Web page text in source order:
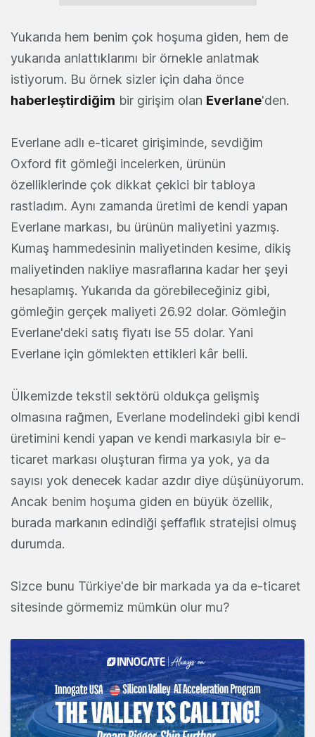
Yukarıda hem benim çok hoşuma giden, hem de
yukarıda anlattıklarımı bir örnekle anlatmak
istiyorum. Bu örnek sizler için daha önce
haberleştirdiğim bir girişim olan Everlane'den.
Everlane adlı e-ticaret girişiminde, sevdiğim
Oxford fit gömleği incelerken, ürünün
özelliklerinde çok dikkat çekici bir tabloya
rastladım. Aynı zamanda üretimi de kendi yapan
Everlane markası, bu ürünün maliyetini yazmış.
Kumaş hammedesinin maliyetinden kesime, dikiş
maliyetinden nakliye masraflarına kadar her şeyi
hesaplamış. Yukarıda da görebileceğiniz gibi,
gömleğin gerçek maliyeti 26.92 dolar. Gömleğin
Everlane'deki satış fiyatı ise 55 dolar. Yani
Everlane için gömlekten ettikleri kâr belli.
Ülkemizde tekstil sektörü oldukça gelişmiş
olmasına rağmen, Everlane modelindeki gibi kendi
üretimini kendi yapan ve kendi markasıyla bir e-
ticaret markası oluşturan firma ya yok, ya da
sayısı yok denecek kadar azdır diye düşünüyorum.
Ancak benim hoşuma giden en büyük özellik,
burada markanın edindiği şeffaflık stratejisi olmuş
durumda.
Sizce bunu Türkiye'de bir markada ya da e-ticaret
sitesinde görmemiz mümkün olur mu?